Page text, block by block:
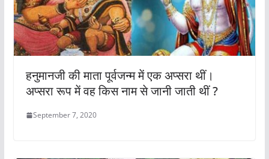
हनुमानजी की माता पूर्वजन्म में एक अप्सरा थीं।
अप्सरा रूप में वह किस नाम से जानी जाती थीं ?
September 7, 2020